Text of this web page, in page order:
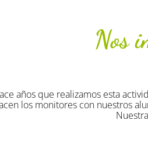
Nos
salimos contentos y
niños / as aprenden y se